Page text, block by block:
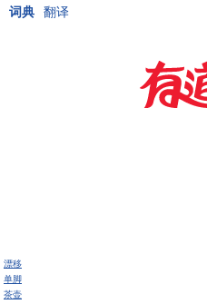
词典 翻译
漂移
单脚
茶壶